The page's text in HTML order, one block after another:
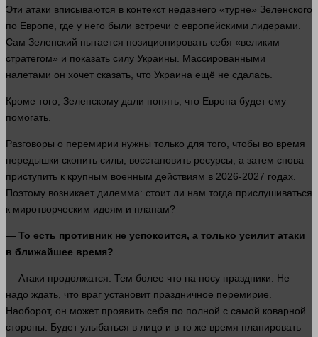
Эти атаки вписываются в контекст недавнего «турне» Зеленского
по Европе, где у него были встречи с европейскими лидерами.
Сам Зеленский пытается позиционировать себя «великим
стратегом» и показать силу Украины. Массированными
налетами он хочет сказать , что Украина ещё не сдалась.
Кроме того, Зеленскому дали понять , что Европа будет ему
помогать.
Разговоры о перемирии нужны только для того, чтобы во время
передышки скопить силы, восстановить ресурсы, а затем снова
приступить к крупным военным действиям в 2026-2027 годах.
Поэтому возникает дилемма: стоит ли нам тогда прислушиваться
к миротворческим идеям и планам?
— То есть противник не успокоится, а только усилит атаки
в ближайшее время?
— Атаки продолжатся. Тем более что на носу праздники. Не
надо ждать, что враг установит праздничное перемирие.
Наоборот, он может проявить себя по полной с самой коварной
стороны . Будет улыбаться в лицо и в то же время планировать